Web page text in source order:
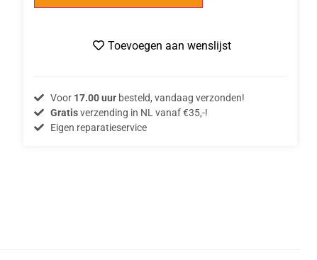
Toevoegen aan wenslijst
Voor 17.00 uurbesteld, vandaag verzonden!
Gratisverzending in NL vanaf €35,-!
Eigen reparatieservice